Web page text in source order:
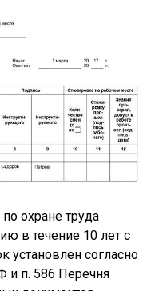
охране труда
в течение 10 лет с
установлен согласно
и п. 586 Перечня